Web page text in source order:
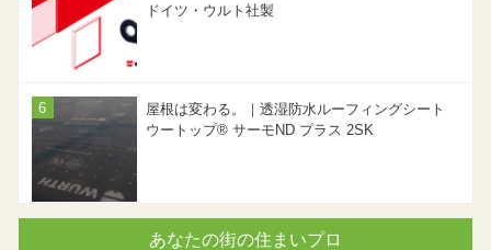
ドイツ・ウルト社製
屋根は変わる。｜透湿防水ルーフィングシート
ウートップ® サーモND プラス 2SK
あなたの街の住まいプロ